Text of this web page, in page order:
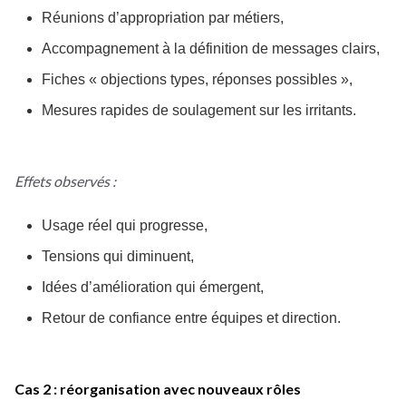
Réunions d’appropriation par métiers,
Accompagnement à la définition de messages clairs,
Fiches « objections types, réponses possibles »,
Mesures rapides de soulagement sur les irritants.
Effets observés :
Usage réel qui progresse,
Tensions qui diminuent,
Idées d’amélioration qui émergent,
Retour de confiance entre équipes et direction.
Cas 2 : réorganisation avec nouveaux rôles